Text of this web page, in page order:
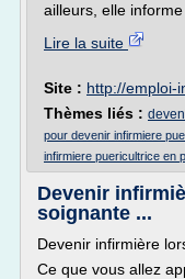
ailleurs, elle
Lire la suite
Site : http://emploi-
Thèmes liés :
pour devenir infirmiere
infirmiere puericultrice en
Devenir
soignante ...
Devenir infirmière
Ce que vous allez